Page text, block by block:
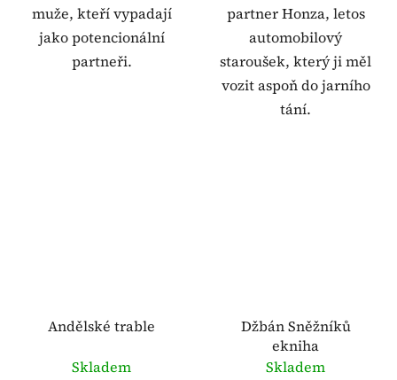
muže, kteří vypadají
jako potencionální
partneři.
partner Honza, letos
automobilový
staroušek, který ji měl
vozit aspoň do jarního
tání.
Andělské trable
Skladem
Džbán Sněžníků
ekniha
Skladem